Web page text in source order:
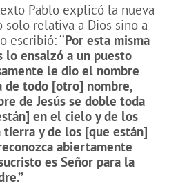
Pablo explicó la nueva
solo relativa a Dios sino a
‘’Por esta misma
lo ensalzó a un puesto
le dio el nombre
de todo [otro] nombre,
de Jesús se doble toda
en el cielo y de los
y de los [que están]
abiertamente
es Señor para la